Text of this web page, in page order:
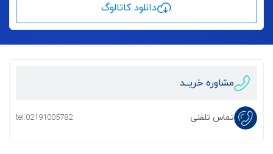
دانلود کاتالوگ
مشاوره خریــد
تماس تلفنی tel:02191005782